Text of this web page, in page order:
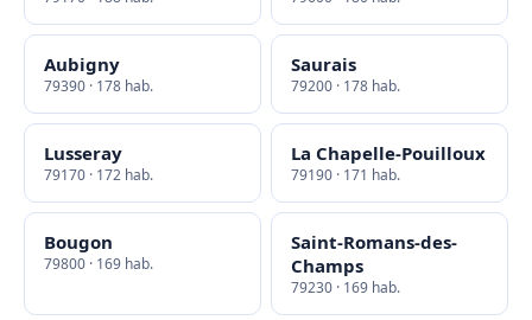
Aubigny
79390 · 178 hab.
Saurais
79200 · 178 hab.
Lusseray
79170 · 172 hab.
La Chapelle-Pouilloux
79190 · 171 hab.
Bougon
79800 · 169 hab.
Saint-Romans-des-
Champs
79230 · 169 hab.